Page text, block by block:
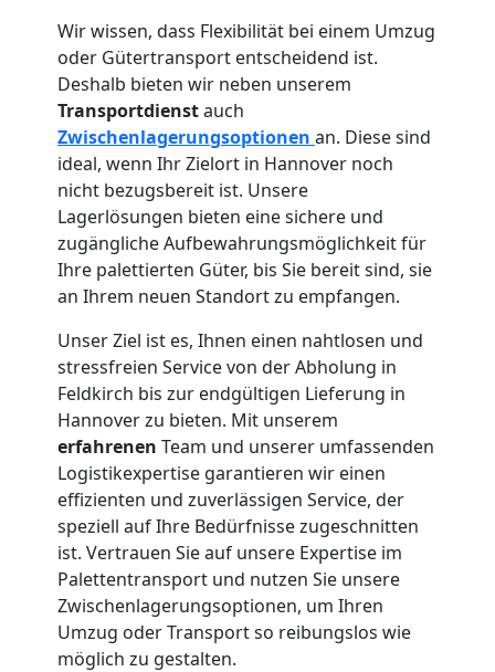
Wir wissen, dass Flexibilität bei einem Umzug
oder Gütertransport entscheidend ist.
Deshalb bieten wir neben unserem
Transportdienstauch
Zwischenlagerungsoptionen an. Diese sind
ideal, wenn Ihr Zielort in Hannover noch
nicht bezugsbereit ist. Unsere
Lagerlösungen bieten eine sichere und
zugängliche Aufbewahrungsmöglichkeit für
Ihre palettierten Güter, bis Sie bereit sind, sie
an Ihrem neuen Standort zu empfangen.
Unser Ziel ist es, Ihnen einen nahtlosen und
stressfreien Service von der Abholung in
Feldkirch bis zur endgültigen Lieferung in
Hannover zu bieten. Mit unserem
erfahrenen Team und unserer umfassenden
Logistikexpertise garantieren wir einen
effizienten und zuverlässigen Service, der
speziell auf Ihre Bedürfnisse zugeschnitten
ist. Vertrauen Sie auf unsere Expertise im
Palettentransport und nutzen Sie unsere
Zwischenlagerungsoptionen, um Ihren
Umzug oder Transport so reibungslos wie
möglich zu gestalten.